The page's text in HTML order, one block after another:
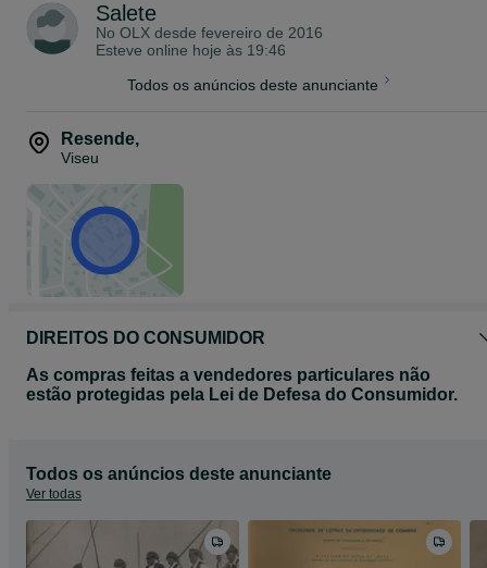
Salete
No OLX desde fevereiro de 2016
Esteve online hoje às 19:46
Todos os anúncios deste anunciante
Resende,
Viseu
DIREITOS DO CONSUMIDOR
As compras feitas a vendedores particulares não
estão protegidas pela Lei de Defesa do Consumidor.
Todos os anúncios deste anunciante
Ver todas